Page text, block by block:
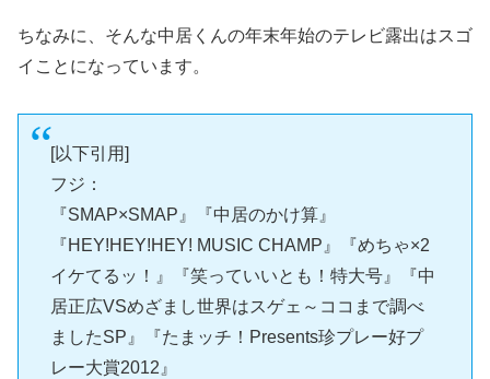
ちなみに、そんな中居くんの年末年始のテレビ露出はスゴ
イことになっています。
[以下引用]
フジ：
『SMAP×SMAP』『中居のかけ算』
『HEY!HEY!HEY! MUSIC CHAMP』『めちゃ×2
イケてるッ！』『笑っていいとも！特大号』『中
居正広VSめざまし世界はスゲェ～ココまで調べ
ましたSP』『たまッチ！Presents珍プレー好プ
レー大賞2012』